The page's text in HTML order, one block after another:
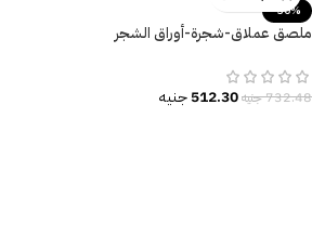
-30%
ملصق عملاق-شجرة-أوراق الشجر
732.48جنيه512.30جنيه